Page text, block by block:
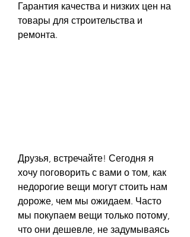
Гарантия качества и низких цен на
товары для строительства и
ремонта.
Друзья, встречайте! Сегодня я
хочу поговорить с вами о том, как
недорогие вещи могут стоить нам
дороже, чем мы ожидаем. Часто
мы покупаем вещи только потому,
что они дешевле, не задумываясь